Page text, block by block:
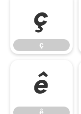
ç
ç
ê
ê